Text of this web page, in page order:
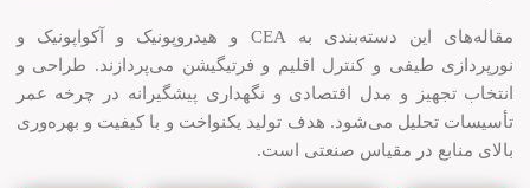
مقاله‌های این دسته‌بندی به CEA و هیدروپونیک و آکواپونیک و
نورپردازی طیفی و کنترل اقلیم و فرتیگیشن می‌پردازند. طراحی و
انتخاب تجهیز و مدل اقتصادی و نگهداری پیشگیرانه در چرخه عمر
تأسیسات تحلیل می‌شود. هدف تولید یکنواخت و با کیفیت و بهره‌وری
بالای منابع در مقیاس صنعتی است.